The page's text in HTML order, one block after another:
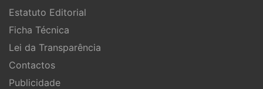
Estatuto Editorial
Ficha Técnica
Lei da Transparência
Contactos
Publicidade